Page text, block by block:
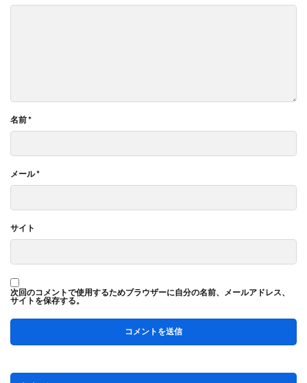
名前*
メール*
サイト
次回のコメントで使用するためブラウザーに自分の名前、メールアドレス、
サイトを保存する。